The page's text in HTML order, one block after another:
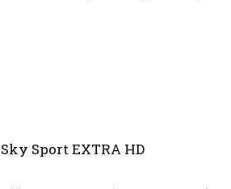
Sport EXTRA HD